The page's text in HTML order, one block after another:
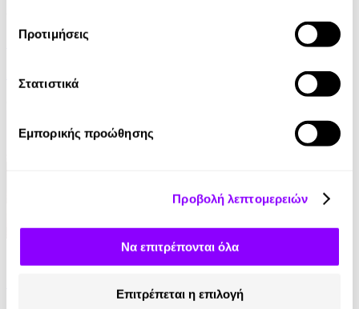
Προτιμήσεις
Στατιστικά
Εμπορικής προώθησης
Προβολή λεπτομερειών
Να επιτρέπονται όλα
Επιτρέπεται η επιλογή
Ο Μύθος της Αιωνιότητας
Αλέκος Φασιανός